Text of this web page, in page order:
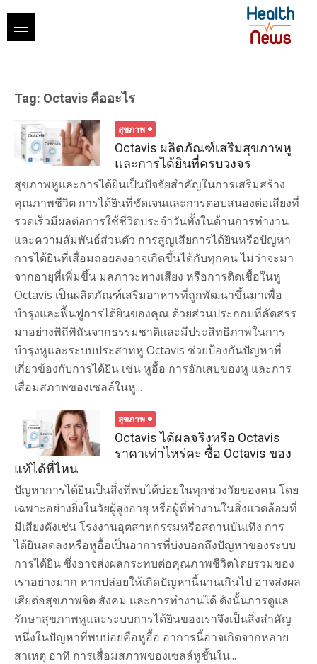
content
Tag: Octavis คืออะไร
สุขภาพ
Octavis ผลิตภัณฑ์เสริมสุขภาพหู
และการได้ยินที่ครบวงจร
สุขภาพหูและการได้ยินเป็นปัจจัยสำคัญในการเสริมสร้าง
คุณภาพชีวิต การได้ยินที่ชัดเจนและการตอบสนองต่อเสียงที่
รวดเร็วมีผลต่อการใช้ชีวิตประจำวันทั้งในด้านการทำงาน
และความสัมพันธ์ส่วนตัว การสูญเสียการได้ยินหรือปัญหา
การได้ยินที่เสื่อมถอยลงอาจเกิดขึ้นได้กับทุกคน ไม่ว่าจะมา
จากอายุที่เพิ่มขึ้น มลภาวะทางเสียง หรือการติดเชื้อในหู
Octavis เป็นผลิตภัณฑ์เสริมอาหารที่ถูกพัฒนาขึ้นมาเพื่อ
บำรุงและฟื้นฟูการได้ยินของคุณ ด้วยส่วนประกอบที่คัดสรร
มาอย่างพิถีพิถันจากธรรมชาติและมีประสิทธิภาพในการ
บำรุงหูและระบบประสาทหู Octavis ช่วยป้องกันปัญหาที่
เกี่ยวข้องกับการได้ยิน เช่น หูอื้อ การอักเสบของหู และการ
เสื่อมสภาพของเซลล์ในหู...
สุขภาพ
Octavis ได้ผลจริงหรือ Octavis
ราคาเท่าไหร่คะ ซื้อ Octavis ของ
แท้ได้ที่ไหน
ปัญหาการได้ยินเป็นสิ่งที่พบได้บ่อยในทุกช่วงวัยของคน โดย
เฉพาะอย่างยิ่งในวัยผู้สูงอายุ หรือผู้ที่ทำงานในสิ่งแวดล้อมที่
มีเสียงดังเช่น โรงงานอุตสาหกรรมหรือสถานบันเทิง การ
ได้ยินลดลงหรือหูอื้อเป็นอาการที่บ่งบอกถึงปัญหาของระบบ
การได้ยิน ซึ่งอาจส่งผลกระทบต่อคุณภาพชีวิตโดยรวมของ
เราอย่างมาก หากปล่อยให้เกิดปัญหานี้นานเกินไป อาจส่งผล
เสียต่อสุขภาพจิต สังคม และการทำงานได้ ดังนั้นการดูแล
รักษาสุขภาพหูและระบบการได้ยินของเราจึงเป็นสิ่งสำคัญ
หนึ่งในปัญหาที่พบบ่อยคือหูอื้อ อาการนี้อาจเกิดจากหลาย
สาเหตุ อาทิ การเสื่อมสภาพของเซลล์หูชั้นใน...